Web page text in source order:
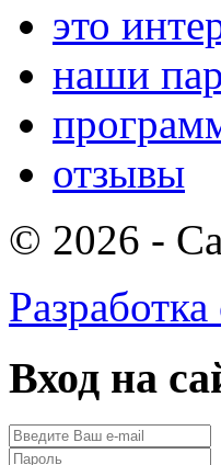
это
наши
отзывы
© 2026 -
Разработка
Вход на